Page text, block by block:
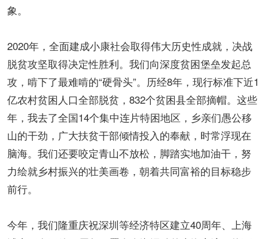
象。
2020年，全面建成小康社会取得伟大历史性成就，决战
脱贫攻坚取得决定性胜利。我们向深度贫困堡垒发起总
攻，啃下了最难啃的“硬骨头”。历经8年，现行标准下近1
亿农村贫困人口全部脱贫，832个贫困县全部摘帽。这些
年，我去了全国14个集中连片特困地区，乡亲们愚公移
山的干劲，广大扶贫干部倾情投入的奉献，时常浮现在
脑海。我们还要咬定青山不放松，脚踏实地加油干，努
力绘就乡村振兴的壮美画卷，朝着共同富裕的目标稳步
前行。
今年，我们隆重庆祝深圳等经济特区建立40周年、上海